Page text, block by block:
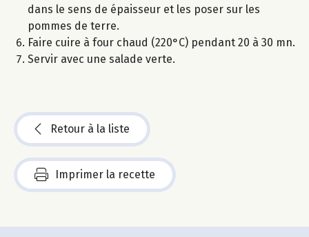
dans le sens de épaisseur et les poser sur les
pommes de terre.
Faire cuire à four chaud (220°C) pendant 20 à 30 mn.
Servir avec une salade verte.
Retour à la liste
Imprimer la recette